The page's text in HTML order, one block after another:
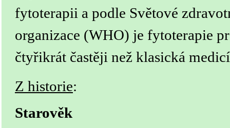
fytoterapii a podle Světové
organizace (WHO) je fytoterapie
čtyřikrát častěji než klasická
Z historie:
Starověk